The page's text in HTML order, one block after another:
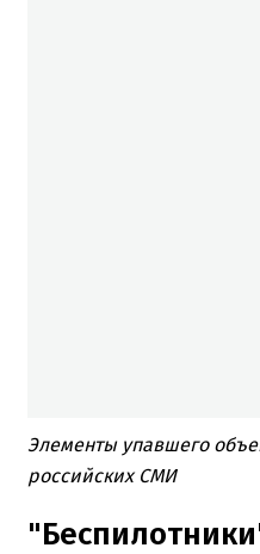
Элементы упавшего
российских СМИ